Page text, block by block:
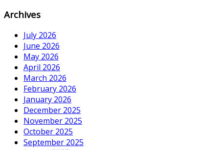
Archives
July 2026
June 2026
May 2026
April 2026
March 2026
February 2026
January 2026
December 2025
November 2025
October 2025
September 2025